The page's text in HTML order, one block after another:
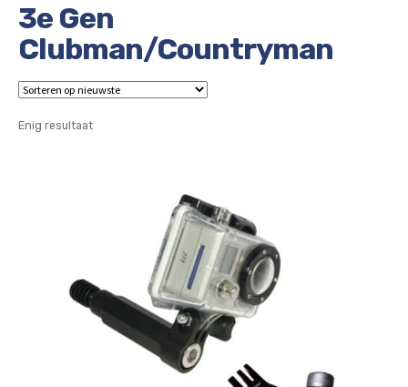
3e Gen
Clubman/Countryman
Enig resultaat